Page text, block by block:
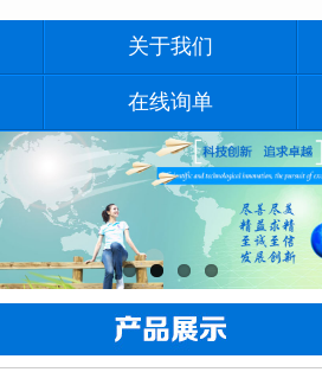
关于我们
在线询单